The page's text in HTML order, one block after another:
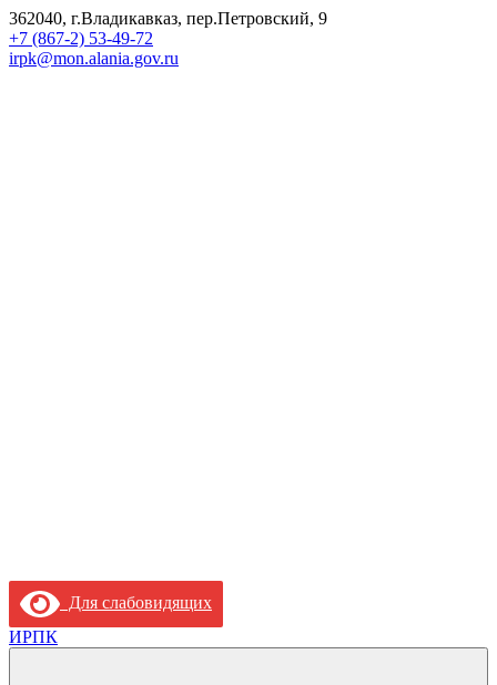
362040, г.Владикавказ, пер.Петровский, 9
+7 (867-2) 53-49-72
irpk@mon.alania.gov.ru
Для слабовидящих
ИРПК